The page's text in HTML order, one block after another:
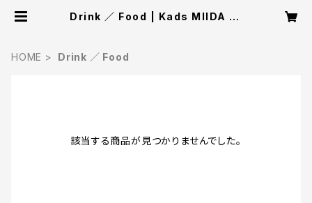
Drink ／ Food | Kads MIIDA St
HOME Drink ／ Food
該当する商品が見つかりませんでした。